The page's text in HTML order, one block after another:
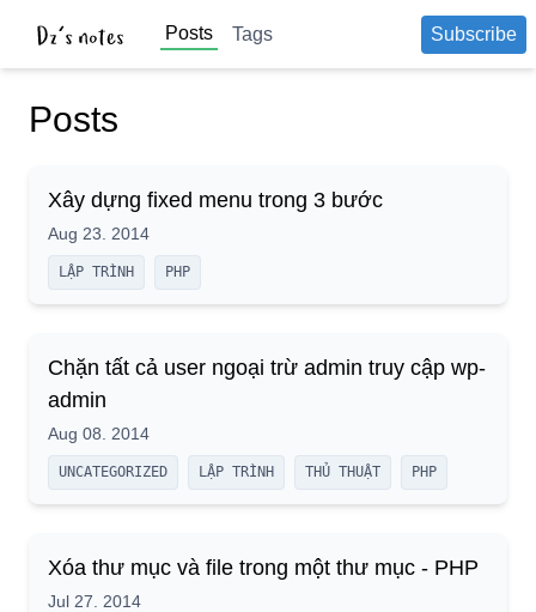
Posts Tags Subscribe
Posts
Xây dựng fixed menu trong 3 bước
Aug 23. 2014
LẬP TRÌNH PHP
Chặn tất cả user ngoại trừ admin truy cập wp-
admin
Aug 08. 2014
UNCATEGORIZED LẬP TRÌNH THỦ THUẬT PHP
Xóa thư mục và file trong một thư mục - PHP
Jul 27. 2014